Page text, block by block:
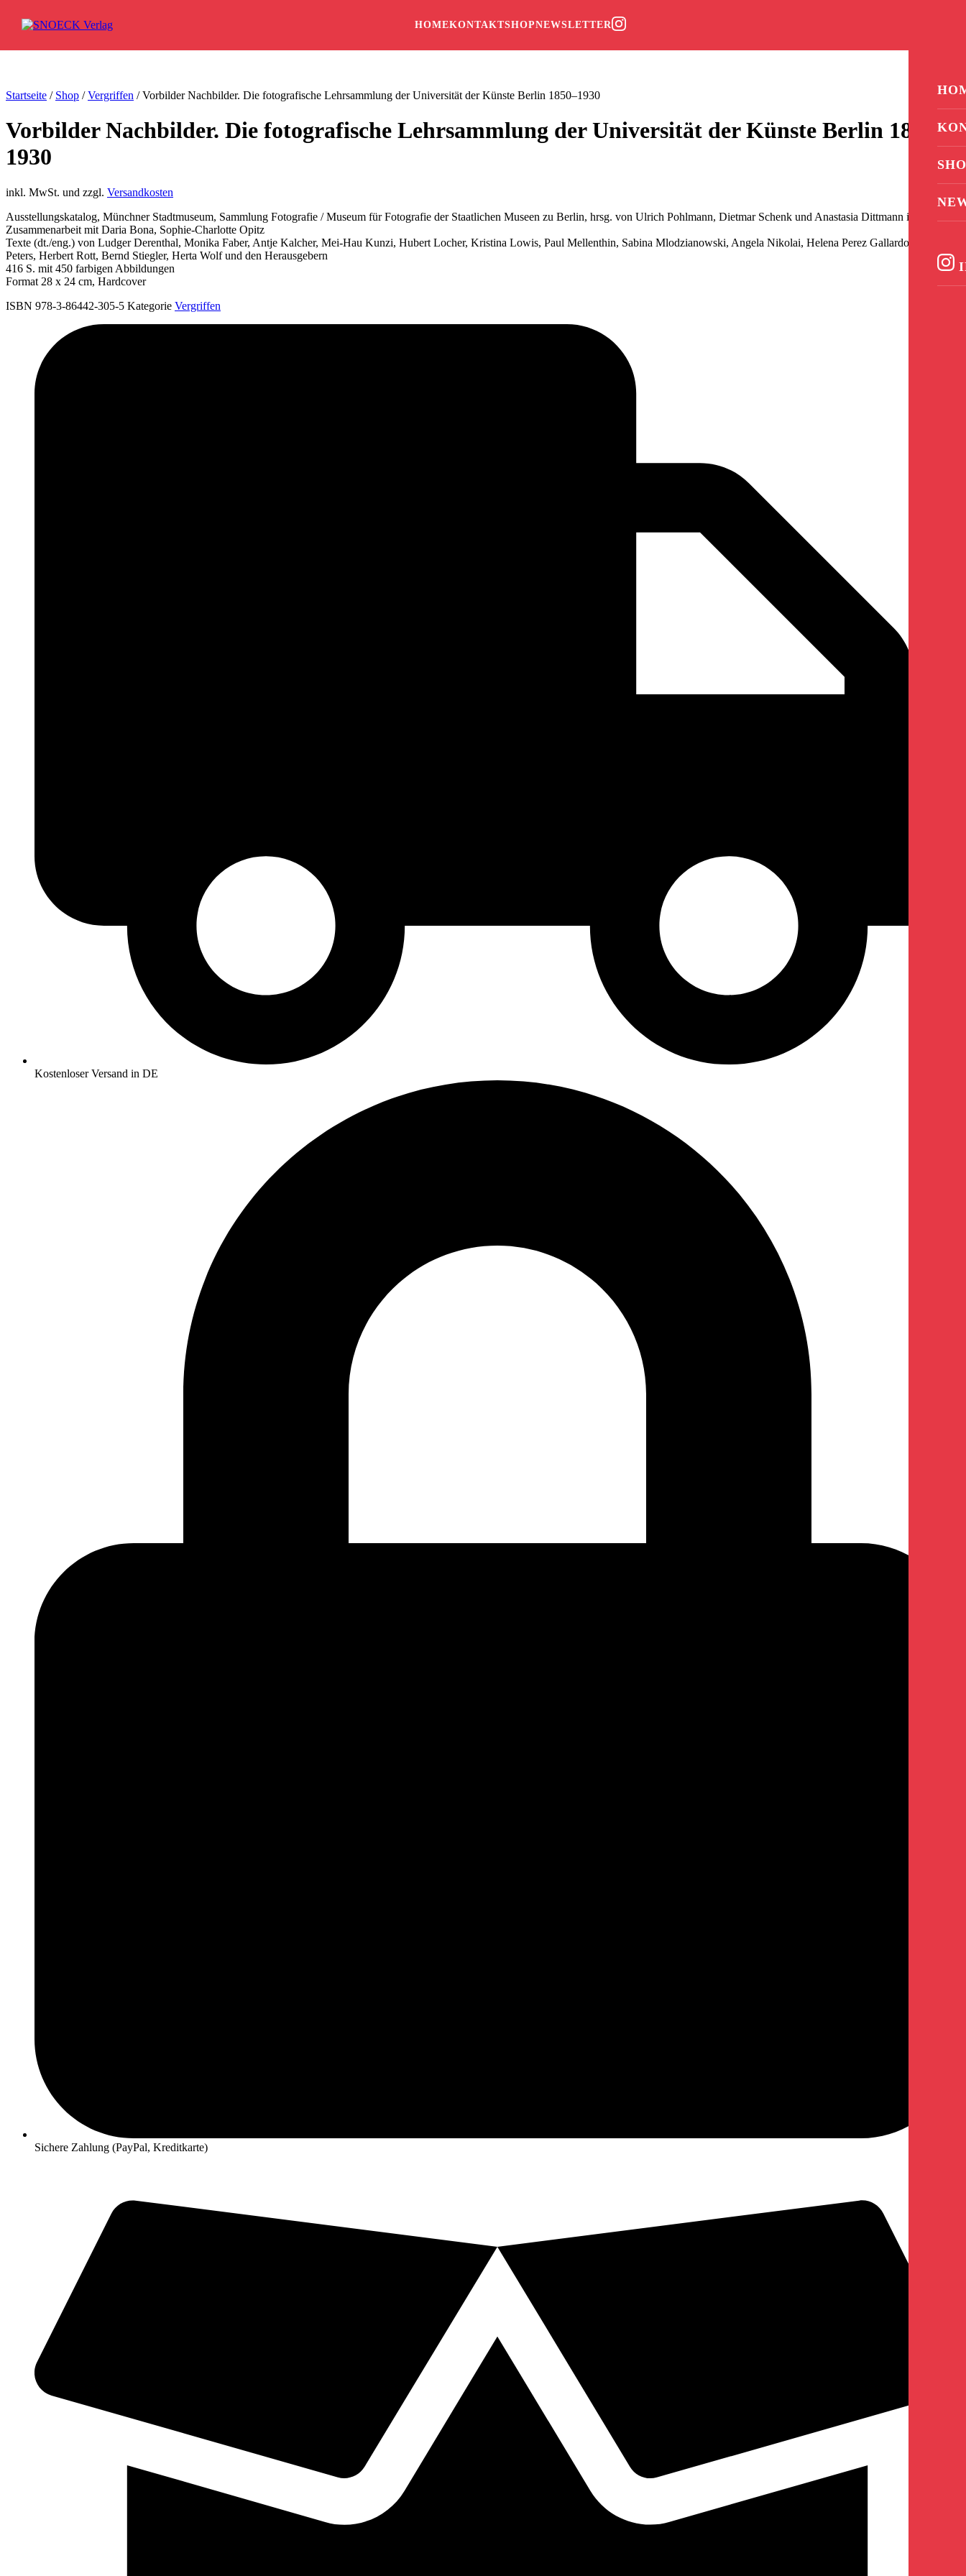
HOMEKONTAKTSHOPNEWSLETTER
Startseite / Shop /Vergriffen / Vorbilder Nachbilder. Die fotografische Lehrsammlung der Universität der Künste Berlin 1850–1930
Vorbilder Nachbilder. Die fotografische Lehrsammlung der Universität der Künste Berlin 1850–
1930
inkl. MwSt. und zzgl. Versandkosten
Ausstellungskatalog, Münchner Stadtmuseum, Sammlung Fotografie / Museum für Fotografie der Staatlichen Museen zu Berlin, hrsg. von Ulrich Pohlmann, Dietmar Schenk und Anastasia Dittmann in
Zusammenarbeit mit Daria Bona, Sophie-Charlotte Opitz
Texte (dt./eng.) von Ludger Derenthal, Monika Faber, Antje Kalcher, Mei-Hau Kunzi, Hubert Locher, Kristina Lowis, Paul Mellenthin, Sabina Mlodzianowski, Angela Nikolai, Helena Perez Gallardo, Dorothea
Peters, Herbert Rott, Bernd Stiegler, Herta Wolf und den Herausgebern
416 S. mit 450 farbigen Abbildungen
Format 28 x 24 cm, Hardcover
ISBN 978-3-86442-305-5 Kategorie Vergriffen
Kostenloser Versand in DE
Sichere Zahlung (PayPal, Kreditkarte)